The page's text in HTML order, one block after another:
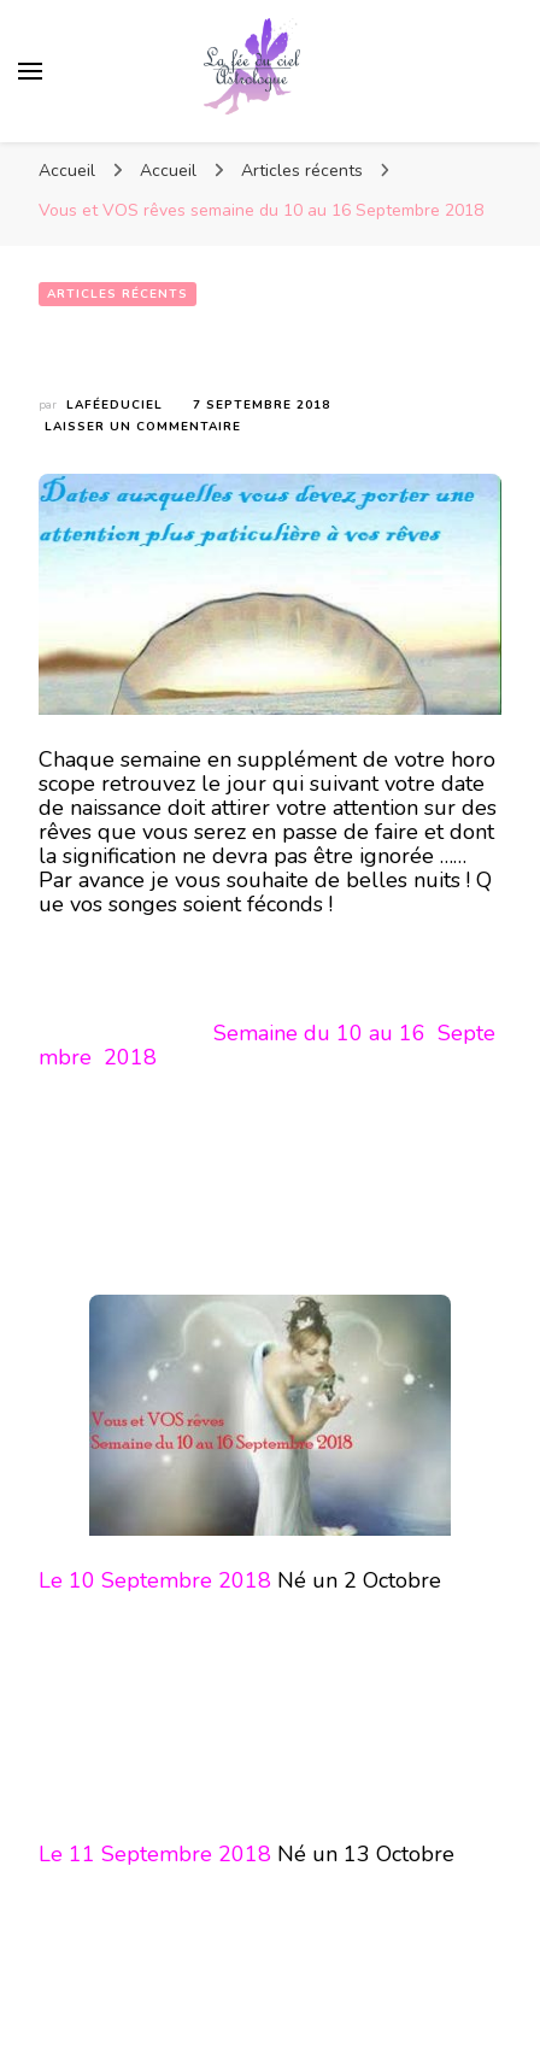
Accueil Accueil
Articles récents
Vous et VOS rêves semaine du 10 au 16 Septembre 2018
ARTICLES RÉCENTS
par LAFÉEDUCIEL
7 SEPTEMBRE 2018
LAISSER UN COMMENTAIRE
VOS
RÊVES
SEMAINE
AU
16
SEPTEMBRE
Chaque semaine en supplément de votre horo
scope retrouvez le jour qui suivant votre date
de naissance doit attirer votre attention sur des
rêves que vous serez en passe de faire et dont
la signification ne devra pas être ignorée …
Par avance je vous souhaite de belles nuits ! Q
ue vos songes soient féconds !
Semaine du 10 au 16 Septe
mbre 2018
Le 10 Septembre 2018 Né un 2 Octobre
Le 11 Septembre 2018 Né un 13 Octobre